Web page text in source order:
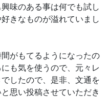
味のある事は何でも試し
きなものが溢れていまし
がもてるようになったの
も気を使うので、元々レ
したので、是非、文通を
思い投稿させていただき